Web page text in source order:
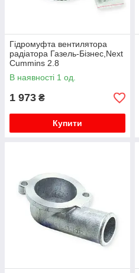
Гідромуфта вентилятора
радіатора Газель-Бізнес,Next
Cummins 2.8
В наявності 1 од.
1 973 ₴
Купити